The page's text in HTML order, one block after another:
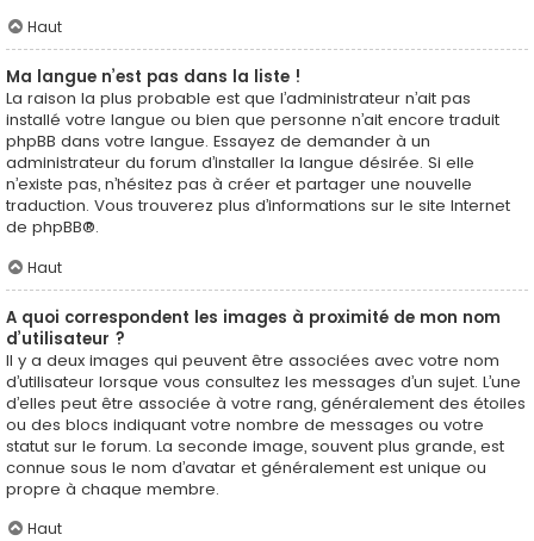
Haut
Ma langue n’est pas dans la liste !
La raison la plus probable est que l’administrateur n’ait pas
installé votre langue ou bien que personne n’ait encore traduit
phpBB dans votre langue. Essayez de demander à un
administrateur du forum d’installer la langue désirée. Si elle
n’existe pas, n’hésitez pas à créer et partager une nouvelle
traduction. Vous trouverez plus d’informations sur le site Internet
de phpBB®.
Haut
A quoi correspondent les images à proximité de mon nom
d’utilisateur ?
Il y a deux images qui peuvent être associées avec votre nom
d’utilisateur lorsque vous consultez les messages d’un sujet. L’une
d’elles peut être associée à votre rang, généralement des étoiles
ou des blocs indiquant votre nombre de messages ou votre
statut sur le forum. La seconde image, souvent plus grande, est
connue sous le nom d’avatar et généralement est unique ou
propre à chaque membre.
Haut